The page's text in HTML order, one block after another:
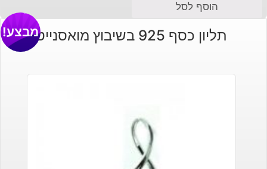
הוסף לסל
תליון כסף 925 בשיבוץ מואסנייט מבצע!